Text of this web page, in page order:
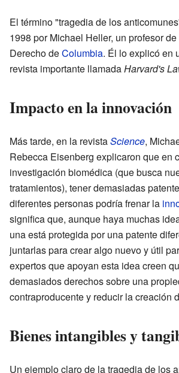
El término "tragedia de los
1998 por Michael Heller, un profesor
Derecho deColumbia. Él lo explicó en
revista importante llamadaHarvard's
Impacto en la innovación
Más tarde, en la revistaScience,
Rebecca Eisenberg explicaron que en
investigación biomédica (que busca
tratamientos), tener demasiadas
diferentes personas podría frenar la
significa que, aunque haya muchas
una está protegida por una patente
juntarlas para crear algo nuevo y útil
expertos que apoyan esta idea creen
demasiados derechos sobre una
contraproducente y reducir la creación
Bienes intangibles y
Un ejemplo claro de la tragedia de los